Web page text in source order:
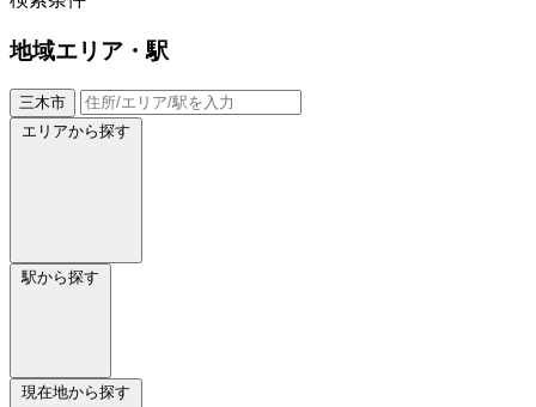
地域エリア・駅
三木市
エリアから探す
駅から探す
現在地から探す